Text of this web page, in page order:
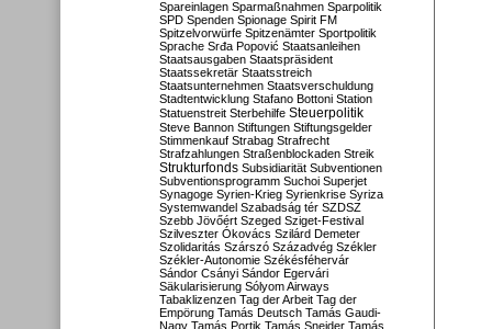
Spareinlagen Sparmaßnahmen Sparpolitik
SPD Spenden Spionage Spirit FM
Spitzelvorwürfe Spitzenämter Sportpolitik
Sprache Srđa Popović Staatsanleihen
Staatsausgaben Staatspräsident
Staatssekretär Staatsstreich
Staatsunternehmen Staatsverschuldung
Stadtentwicklung Stafano Bottoni Station
Statuenstreit Sterbehilfe Steuerpolitik
Steve Bannon Stiftungen Stiftungsgelder
Stimmenkauf Strabag Strafrecht
Strafzahlungen Straßenblockaden Streik
Strukturfonds Subsidiarität Subventionen
Subventionsprogramm Suchoi Superjet
Synagoge Syrien-Krieg Syrienkrise Syriza
Systemwandel Szabadság tér SZDSZ
Szebb Jövőért Szeged Sziget-Festival
Szilveszter Ókovács Szilárd Demeter
Szolidaritás Szárszó Századvég Székler
Székler-Autonomie Székésféhervár
Sándor Csányi Sándor Egervári
Säkularisierung Sólyom Airways
Tabaklizenzen Tag der Arbeit Tag der
Empörung Tamás Deutsch Tamás Gaudi-
Nagy Tamás Portik Tamás Sneider Tamás